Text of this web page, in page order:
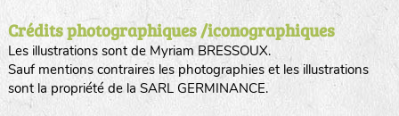
Crédits photographiques /iconographiques
Les illustrations sont de Myriam BRESSOUX.
Sauf mentions contraires les photographies et les illustrations
sont la propriété de la SARL GERMINANCE.